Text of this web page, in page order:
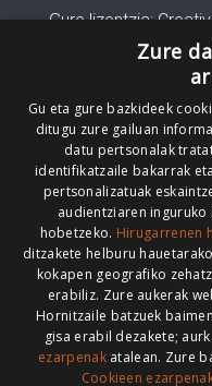
Gure lizentzia:
HONI BURUZ
ARAUAK
Zure
Gu eta gure bazkideek
ditugu zure gailuan
datu pertsonalak
identifikatzaile bakarrak
pertsonalizatuak
audientziaren
hobetzeko. Hirugarrenen
ditzakete helburu
kokapen geografiko
erabiliz. Zure aukerak
Hornitzaile batzuek
gisa erabil dezakete;
ezarpenakatalean. Zure
Cookieen